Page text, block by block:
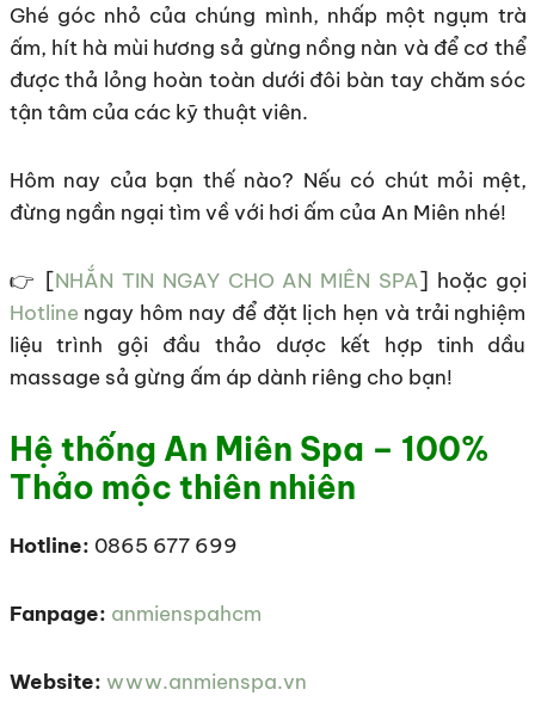
Ghé góc nhỏ của chúng mình, nhấp một ngụm trà
ấm, hít hà mùi hương sả gừng nồng nàn và để cơ thể
được thả lỏng hoàn toàn dưới đôi bàn tay chăm sóc
tận tâm của các kỹ thuật viên.
Hôm nay của bạn thế nào? Nếu có chút mỏi mệt,
đừng ngần ngại tìm về với hơi ấm của An Miên nhé!
👉 [NHẮN TIN NGAY CHO AN MIÊN SPA] hoặc gọi
Hotline ngay hôm nay để đặt lịch hẹn và trải nghiệm
liệu trình gội đầu thảo dược kết hợp tinh dầu
massage sả gừng ấm áp dành riêng cho bạn!
Hệ thống An Miên Spa – 100%
Thảo mộc thiên nhiên
Hotline: 0865 677 699
Fanpage: anmienspahcm
Website: www.anmienspa.vn